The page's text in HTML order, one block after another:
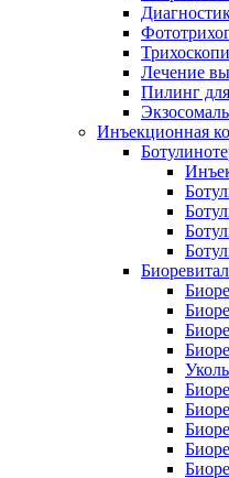
Лечение
Пилинг
Инъекционная